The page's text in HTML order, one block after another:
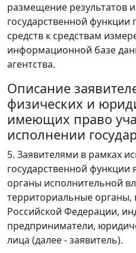
размещение результатов
государственной функции
средств к средствам
информационной базе
агентства.
Описание
физических и
имеющих право
исполнении
5. Заявителями в рамках
государственной
органы исполнительной
территориальные органы,
Российской Федерации,
предприниматели,
лица (далее - заявитель).